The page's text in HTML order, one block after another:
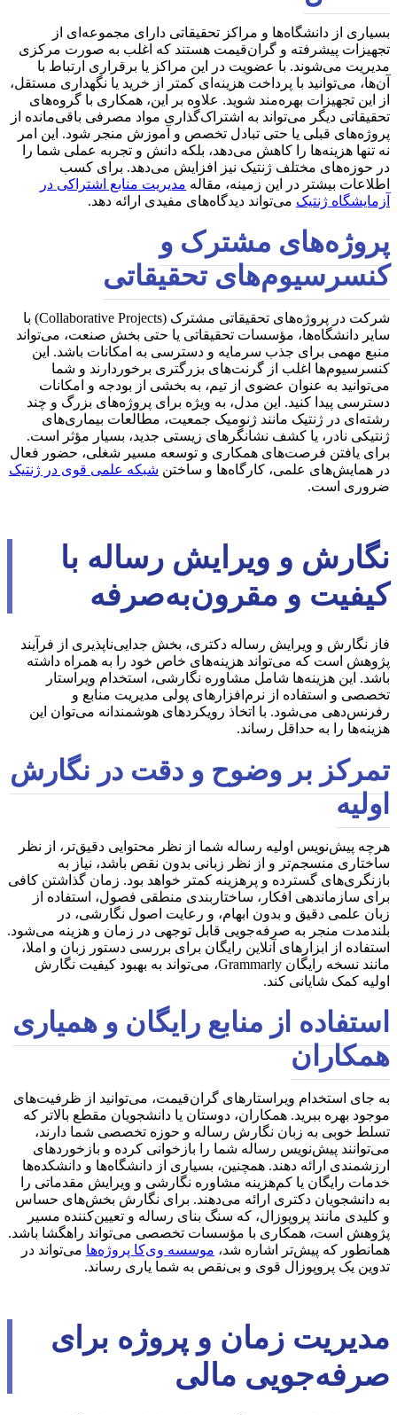
بسیاری از دانشگاه‌ها و مراکز تحقیقاتی دارای مجموعه‌ای از
تجهیزات پیشرفته و گران‌قیمت هستند که اغلب به صورت مرکزی
مدیریت می‌شوند. با عضویت در این مراکز یا برقراری ارتباط با
آن‌ها، می‌توانید با پرداخت هزینه‌ای کمتر از خرید یا نگهداری مستقل،
از این تجهیزات بهره‌مند شوید. علاوه بر این، همکاری با گروه‌های
تحقیقاتی دیگر می‌تواند به اشتراک‌گذاری مواد مصرفی باقی‌مانده از
پروژه‌های قبلی یا حتی تبادل تخصص و آموزش منجر شود. این امر
نه تنها هزینه‌ها را کاهش می‌دهد، بلکه دانش و تجربه عملی شما را
در حوزه‌های مختلف ژنتیک نیز افزایش می‌دهد. برای کسب
اطلاعات بیشتر در این زمینه، مقاله مدیریت منابع اشتراکی در
آزمایشگاه ژنتیک می‌تواند دیدگاه‌های مفیدی ارائه دهد.
پروژه‌های مشترک و
کنسرسیوم‌های تحقیقاتی
شرکت در پروژه‌های تحقیقاتی مشترک (Collaborative Projects) با
سایر دانشگاه‌ها، مؤسسات تحقیقاتی یا حتی بخش صنعت، می‌تواند
منبع مهمی برای جذب سرمایه و دسترسی به امکانات باشد. این
کنسرسیوم‌ها اغلب از گرنت‌های بزرگتری برخوردارند و شما
می‌توانید به عنوان عضوی از تیم، به بخشی از بودجه و امکانات
دسترسی پیدا کنید. این مدل، به ویژه برای پروژه‌های بزرگ و چند
رشته‌ای در ژنتیک مانند ژنومیک جمعیت، مطالعات بیماری‌های
ژنتیکی نادر، یا کشف نشانگرهای زیستی جدید، بسیار مؤثر است.
برای یافتن فرصت‌های همکاری و توسعه مسیر شغلی، حضور فعال
در همایش‌های علمی، کارگاه‌ها و ساختن شبکه علمی قوی در ژنتیک
ضروری است.
نگارش و ویرایش رساله با
کیفیت و مقرون‌به‌صرفه
فاز نگارش و ویرایش رساله دکتری، بخش جدایی‌ناپذیری از فرآیند
پژوهش است که می‌تواند هزینه‌های خاص خود را به همراه داشته
باشد. این هزینه‌ها شامل مشاوره نگارشی، استخدام ویراستار
تخصصی و استفاده از نرم‌افزارهای پولی مدیریت منابع و
رفرنس‌دهی می‌شود. با اتخاذ رویکردهای هوشمندانه می‌توان این
هزینه‌ها را به حداقل رساند.
تمرکز بر وضوح و دقت در نگارش
اولیه
هرچه پیش‌نویس اولیه رساله شما از نظر محتوایی دقیق‌تر، از نظر
ساختاری منسجم‌تر و از نظر زبانی بدون نقص باشد، نیاز به
بازنگری‌های گسترده و پرهزینه کمتر خواهد بود. زمان گذاشتن کافی
برای سازماندهی افکار، ساختاربندی منطقی فصول، استفاده از
زبان علمی دقیق و بدون ابهام، و رعایت اصول نگارشی، در
بلندمدت منجر به صرفه‌جویی قابل توجهی در زمان و هزینه می‌شود.
استفاده از ابزارهای آنلاین رایگان برای بررسی دستور زبان و املا،
مانند نسخه رایگان Grammarly، می‌تواند به بهبود کیفیت نگارش
اولیه کمک شایانی کند.
استفاده از منابع رایگان و همیاری
همکاران
به جای استخدام ویراستارهای گران‌قیمت، می‌توانید از ظرفیت‌های
موجود بهره ببرید. همکاران، دوستان یا دانشجویان مقطع بالاتر که
تسلط خوبی به زبان نگارش رساله و حوزه تخصصی شما دارند،
می‌توانند پیش‌نویس رساله شما را بازخوانی کرده و بازخوردهای
ارزشمندی ارائه دهند. همچنین، بسیاری از دانشگاه‌ها و دانشکده‌ها
خدمات رایگان یا کم‌هزینه مشاوره نگارشی و ویرایش مقدماتی را
به دانشجویان دکتری ارائه می‌دهند. برای نگارش بخش‌های حساس
و کلیدی مانند پروپوزال، که سنگ بنای رساله و تعیین‌کننده مسیر
پژوهش است، همکاری با مؤسسات تخصصی می‌تواند راهگشا باشد.
همانطور که پیش‌تر اشاره شد، موسسه وی‌کا پروژه‌ها می‌تواند در
تدوین یک پروپوزال قوی و بی‌نقص به شما یاری رساند.
مدیریت زمان و پروژه برای
صرفه‌جویی مالی